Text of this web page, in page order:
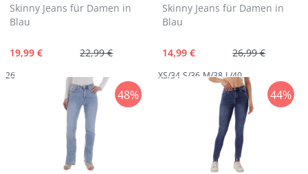
Skinny Jeans für Damen in
Blau
22,99 €
19,99 €
26
Skinny Jeans für Damen in
Blau
26,99 €
14,99 €
XS/34 S/36 M/38 L/40
48% 44%